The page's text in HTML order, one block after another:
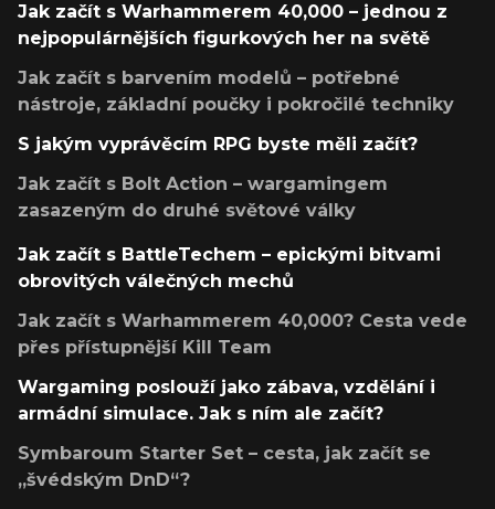
Jak začít s Warhammerem 40,000 – jednou z
nejpopulárnějších figurkových her na světě
Jak začít s barvením modelů – potřebné
nástroje, základní poučky i pokročilé techniky
S jakým vyprávěcím RPG byste měli začít?
Jak začít s Bolt Action – wargamingem
zasazeným do druhé světové války
Jak začít s BattleTechem – epickými bitvami
obrovitých válečných mechů
Jak začít s Warhammerem 40,000? Cesta vede
přes přístupnější Kill Team
Wargaming poslouží jako zábava, vzdělání i
armádní simulace. Jak s ním ale začít?
Symbaroum Starter Set – cesta, jak začít se
„švédským DnD“?